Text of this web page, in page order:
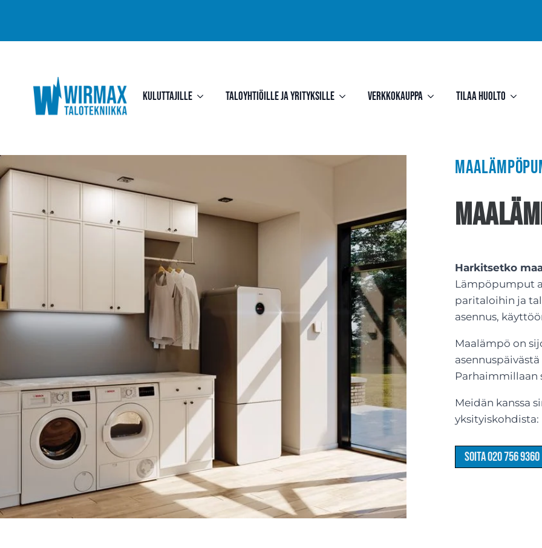
Kuluttajille Taloyhtiöille ja yrityksille Verkkokauppa Tilaa huolto
Harkitsetko
Lämpöpumput
paritaloihin ja
asennus,
Maalämpö on
Parhaimmillaan
Meidän kanssa
Soita 020 756 9360